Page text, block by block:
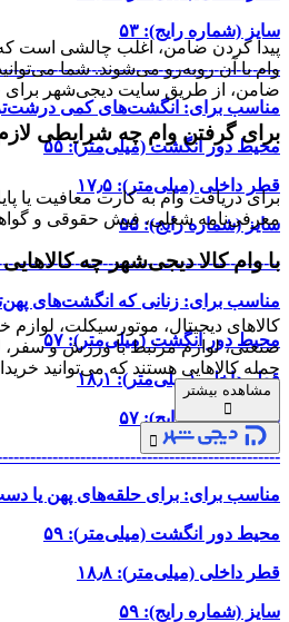
سایز (شماره رایج): ۵۳
مناسب برای: انگشت‌های کمی
محیط دور انگشت (میلی‌متر): ۵۵
قطر داخلی (میلی‌متر): ۱۷٫۵
سایز (شماره رایج): ۵۵
مناسب برای: زنانی که انگشت‌های
محیط دور انگشت (میلی‌متر): ۵۷
قطر داخلی (میلی‌متر): ۱۸٫۱
سایز (شماره رایج): ۵۷
مناسب برای: برای حلقه‌های پهن یا
محیط دور انگشت (میلی‌متر): ۵۹
قطر داخلی (میلی‌متر): ۱۸٫۸
سایز (شماره رایج): ۵۹
پیدا کردن ضامن، اغلب چالشی است که
وام با آن روبه‌رو می‌شوند. شما
ضامن، از طریق سایت دیجی‌شهر برای
برای گرفتن وام چه شرایطی
برای دریافت وام به کارت معافیت یا
معرفی‌نامه شغلی، فیش حقوقی و
با وام کالا دیجی‌شهر چه
کالاهای دیجیتال، موتورسیکلت، لوازم
صنعتی، لوازم مرتبط با ورزش و سفر،
جمله کالاهایی هستند که می‌توانید
مشاهده بیشتر